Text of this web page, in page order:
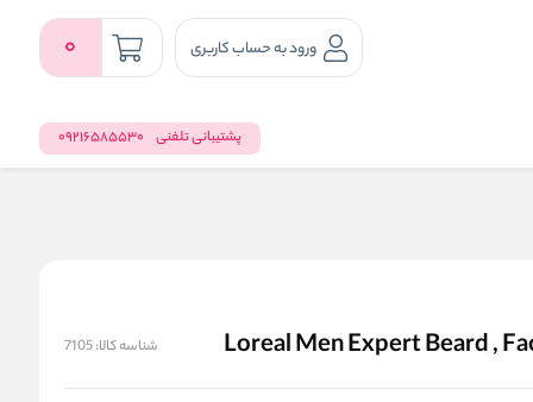
ورود به حساب کاربری 0
پشتیبانی تلفنی 09216585530
شناسه کالا:7105